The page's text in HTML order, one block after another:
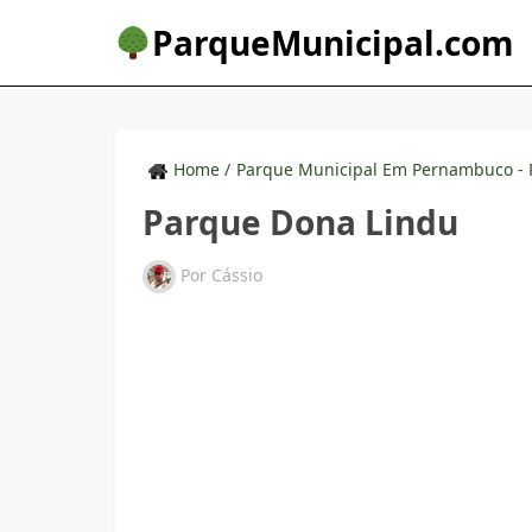
ParqueMunicipal.com
Home / Parque Municipal Em Pernambuco -
Parque Dona Lindu
Por Cássio